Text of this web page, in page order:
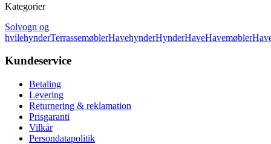
Kategorier
Solvogn og
hvilehynderTerrassemøblerHavehynderHynderHaveHavemøbler
Kundeservice
Betaling
Levering
Returnering & reklamation
Prisgaranti
Vilkår
Persondatapolitik